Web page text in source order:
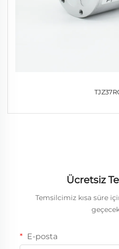
Ücretsiz
Temsilcimiz kısa süre
E-posta